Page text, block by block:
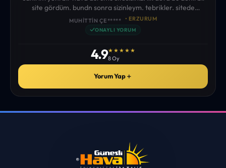
site gördüm. bundn sonra sizinleym. tebrikler. sitede
istediğim tüm bilgiyi bulabiliyorum. ekibinizin emeğine saglık”
MUHITTIN ÇE***** • ERZURUM
✓ONAYLI YORUM
4.9★★★★★
8 Oy
Yorum Yap＋